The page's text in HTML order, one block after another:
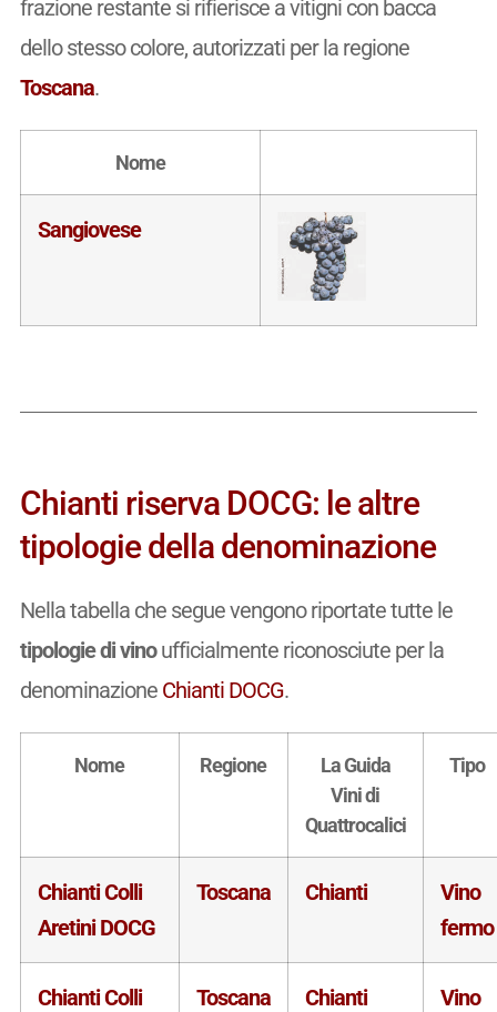
frazione restante si rifierisce a vitigni con bacca
dello stesso colore, autorizzati per la regione
Toscana.
Nome
Sangiovese
Chianti riserva DOCG: le altre
tipologie della denominazione
Nella tabella che segue vengono riportate tutte le
tipologie di vinoufficialmente riconosciute per la
denominazione Chianti DOCG.
Nome Regione
La Guida
Vini di
Quattrocalici
Tipo
Chianti Colli
Aretini DOCG
Toscana Chianti
Vino
fermo
Chianti Colli
Toscana Chianti
Vino